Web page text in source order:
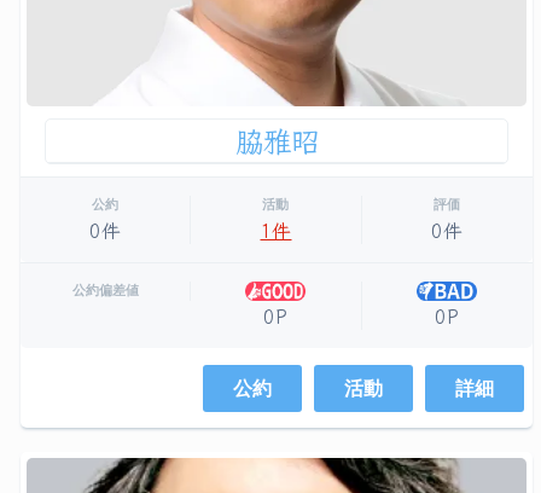
脇雅昭
公約
0件
活動
1件
評価
0件
公約偏差値
0P 0P
公約 活動 詳細